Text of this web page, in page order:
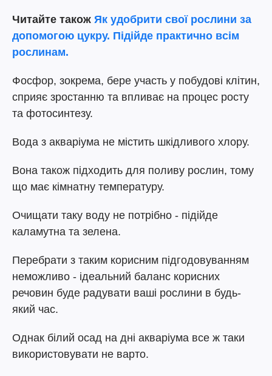
Читайте також Як удобрити свої рослини за
допомогою цукру. Підійде практично всім
рослинам.
Фосфор, зокрема, бере участь у побудові клітин,
сприяє зростанню та впливає на процес росту
та фотосинтезу.
Вода з акваріума не містить шкідливого хлору.
Вона також підходить для поливу рослин, тому
що має кімнатну температуру.
Очищати таку воду не потрібно - підійде
каламутна та зелена.
Перебрати з таким корисним підгодовуванням
неможливо - ідеальний баланс корисних
речовин буде радувати ваші рослини в будь-
який час.
Однак білий осад на дні акваріума все ж таки
використовувати не варто.